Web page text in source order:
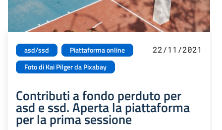
asd/ssd
Piattaforma online
Foto di Kai Pilger da Pixabay
22/11/2021
Contributi a fondo perduto per
asd e ssd. Aperta la piattaforma
per la prima sessione